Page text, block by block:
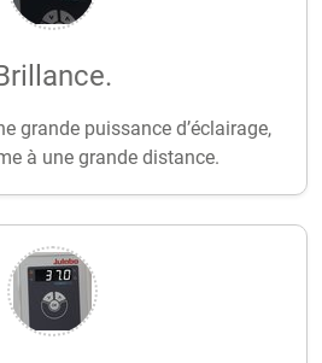
grande puissance d’éclairage,
à une grande distance.